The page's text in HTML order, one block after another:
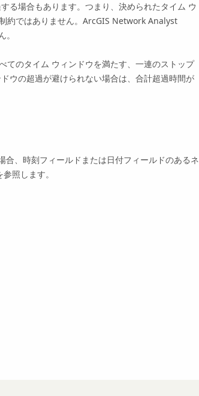
る場合もあります。つまり、決められたタイム ウ
ではありません。 ArcGIS Network Analyst
てのタイム ウィンドウを満たす、一連のストップ
ウの超過が避けられない場合は、合計超過時間が
、時刻フィールドまたは日付フィールドのあるネ
照します。